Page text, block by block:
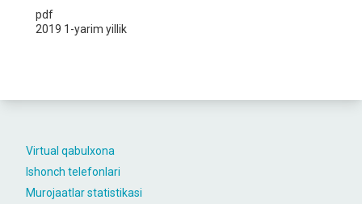
Virtual qabulxona
Ishonch telefonlari
Murojaatlar statistikasi
pdf
2019 1-yarim yillik